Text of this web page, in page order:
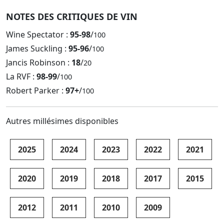
NOTES DES CRITIQUES DE VIN
Wine Spectator : 95-98/100
James Suckling : 95-96/100
Jancis Robinson : 18/20
La RVF : 98-99/100
Robert Parker : 97+/100
Autres millésimes disponibles
2025 2024 2023 2022 2021
2020 2019 2018 2017 2015
2012 2011 2010 2009